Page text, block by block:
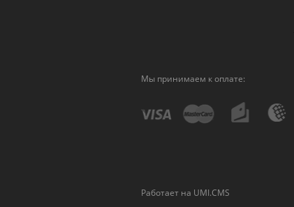
Мы принимаем к оплате:
Работает на UMI.CMS